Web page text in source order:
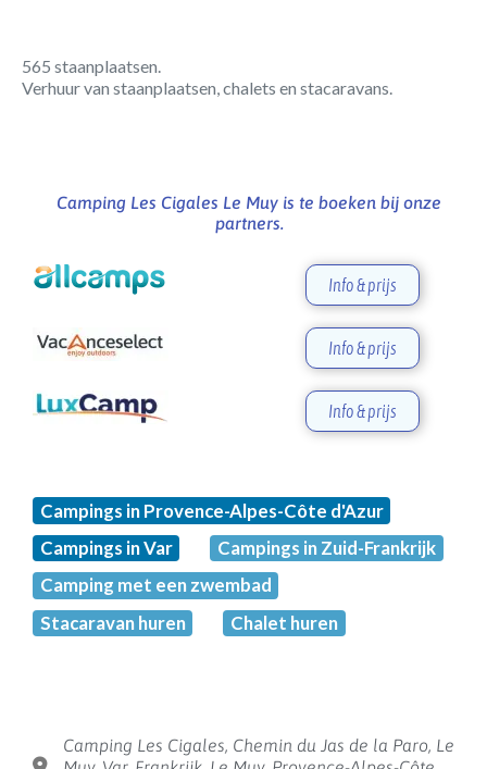
565 staanplaatsen.
Verhuur van staanplaatsen, chalets en stacaravans.
Camping Les Cigales Le Muy is te boeken bij onze
partners.
Info & prijs
Info & prijs
Info & prijs
Campings in Provence-Alpes-Côte d'Azur
Campings in Var
Campings in Zuid-Frankrijk
Camping met een zwembad
Stacaravan huren
Chalet huren
Camping Les Cigales, Chemin du Jas de la Paro, Le